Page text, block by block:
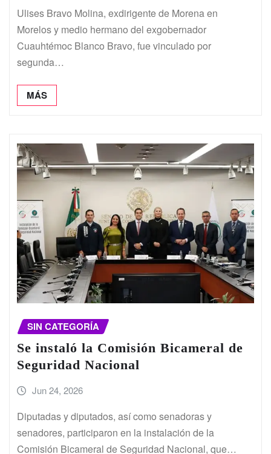
Ulises Bravo Molina, exdirigente de Morena en
Morelos y medio hermano del exgobernador
Cuauhtémoc Blanco Bravo, fue vinculado por
segunda…
MÁS
SIN CATEGORÍA
Se instaló la Comisión Bicameral de
Seguridad Nacional
Jun 24, 2026
Diputadas y diputados, así como senadoras y
senadores, participaron en la instalación de la
Comisión Bicameral de Seguridad Nacional, que…